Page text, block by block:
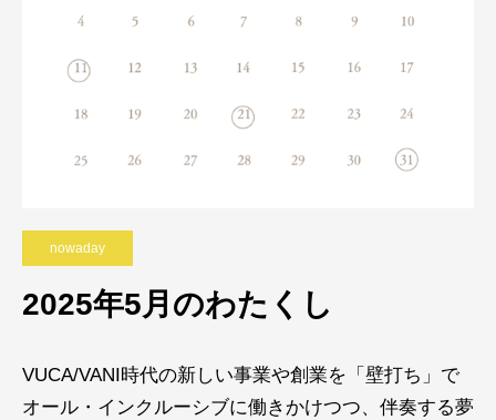
nowaday
2025年5月のわたくし
VUCA/VANI時代の新しい事業や創業を「壁打ち」で
オール・インクルーシブに働きかけつつ、伴奏する夢